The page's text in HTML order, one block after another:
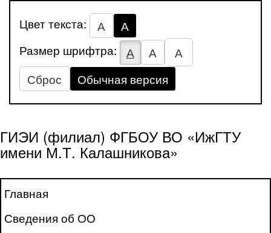
Цвет текста: А
А
Размер шрифтра:
А А
А
Сброс
Обычная версия
ГИЭИ (филиал) ФГБОУ ВО «ИжГТУ
имени М.Т. Калашникова»
Главная
Сведения об ОО